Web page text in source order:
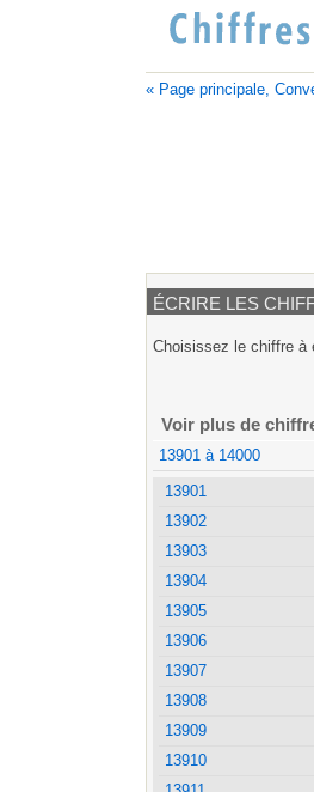
« Page principale,
ÉCRIRE LES
Choisissez le chiffre à
Voir plus de
13901 à 14000
13901
13902
13903
13904
13905
13906
13907
13908
13909
13910